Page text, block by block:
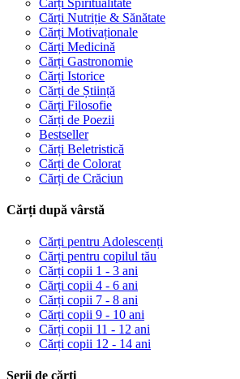
Cărți Nutriție & Sănătate
Cărți Motivaționale
Cărți Medicină
Cărți Gastronomie
Cărți Istorice
Cărți de Știință
Cărți Filosofie
Cărți de Poezii
Bestseller
Cărți Beletristică
Cărți de Colorat
Cărți de Crăciun
Cărți după vârstă
Cărți pentru Adolescenți
Cărți pentru copilul tău
Cărți copii 1 - 3 ani
Cărți copii 4 - 6 ani
Cărți copii 7 - 8 ani
Cărți copii 9 - 10 ani
Cărți copii 11 - 12 ani
Cărți copii 12 - 14 ani
Serii de cărți